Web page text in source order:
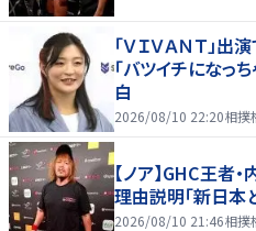
「ＶＩＶＡＮＴ」
「バツイチになっ
白
2026/08/10 22:20相撲
【ノア】GHC王者
理由説明「新日本
2026/08/10 21:46相撲